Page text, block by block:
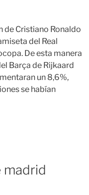
de Cristiano Ronaldo
del Real
De esta manera
Barça de Rijkaard
un 8,6%,
se habían
madrid